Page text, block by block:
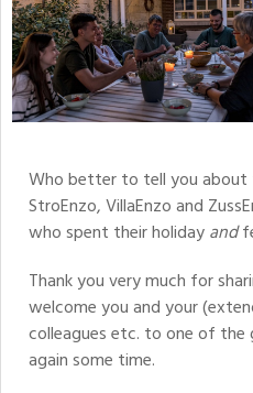
Who better to tell you about
StroEnzo, VillaEnzo and
who spent their holidayand
Thank you very much for
welcome you and your
colleagues etc. to one of the
again some time.